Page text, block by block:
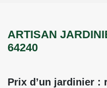
ARTISAN
64240
Prix d’un jardinier :